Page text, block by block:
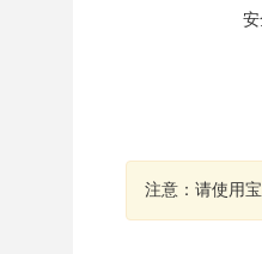
注意：请使用